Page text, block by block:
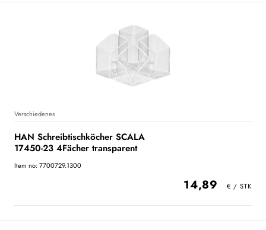
Verschiedenes
HAN Schreibtischköcher SCALA
17450-23 4Fächer transparent
Item no: 7700729.1300
14,89